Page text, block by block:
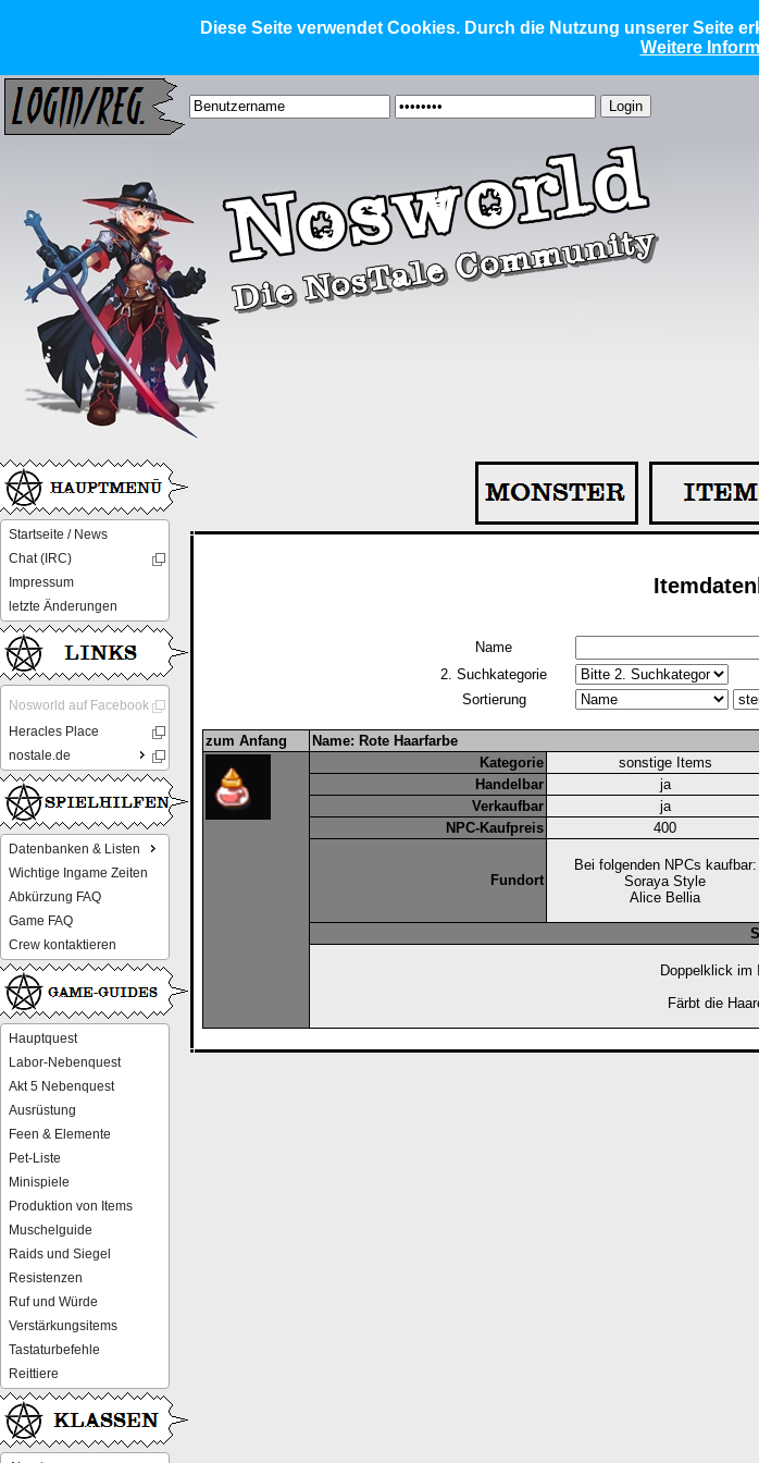
Diese Seite verwendet Cookies. Durch die Nutzung unserer Seite
Weitere
Startseite / News
Chat (IRC)
Impressum
letzte Änderungen
Nosworld auf Facebook
Heracles Place
nostale.de
Datenbanken & Listen
Wichtige Ingame Zeiten
Abkürzung FAQ
Game FAQ
Crew kontaktieren
Hauptquest
Labor-Nebenquest
Akt 5 Nebenquest
Ausrüstung
Feen & Elemente
Pet-Liste
Minispiele
Produktion von Items
Muschelguide
Raids und Siegel
Resistenzen
Ruf und Würde
Verstärkungsitems
Tastaturbefehle
Reittiere
Name
2. Suchkategorie
Sortierung
zum Anfang Name: Rote Haarfarbe
Kategorie
sonstige Items
Handelbar
ja
Verkaufbar
ja
NPC-Kaufpreis
400
Fundort
Bei folgenden NPCs kaufbar:
Soraya Style
Alice Bellia
Doppelklick im
Färbt die